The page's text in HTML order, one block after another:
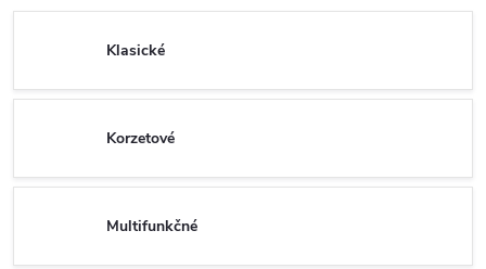
Klasické
Korzetové
Multifunkčné